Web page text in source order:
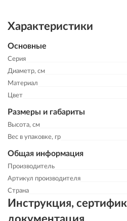
Характеристики
Основные
Серия
Диаметр, см
Материал
Цвет
Размеры и габариты
Высота, см
Вес в упаковке, гр
Общая информация
Производитель
Артикул производителя
Страна
Инструкция,